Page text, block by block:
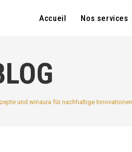
Accueil Nos services
und winaura für nachhaltige